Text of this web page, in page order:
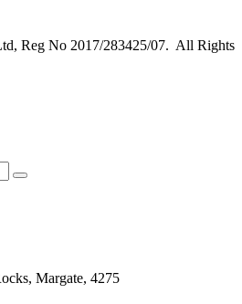
Reg No 2017/283425/07. All Rights
Margate, 4275